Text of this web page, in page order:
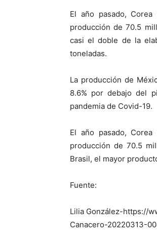
El año pasado,
producción de 70.5
casi el doble de la
toneladas.
La producción de
8.6% por debajo del
pandemia de Covid-19.
El año pasado,
producción de 70.5
Brasil, el mayor
Fuente:
Lilia González-https://
Canacero-20220313-